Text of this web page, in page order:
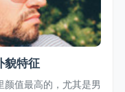
貌特征
值最高的，尤其是男